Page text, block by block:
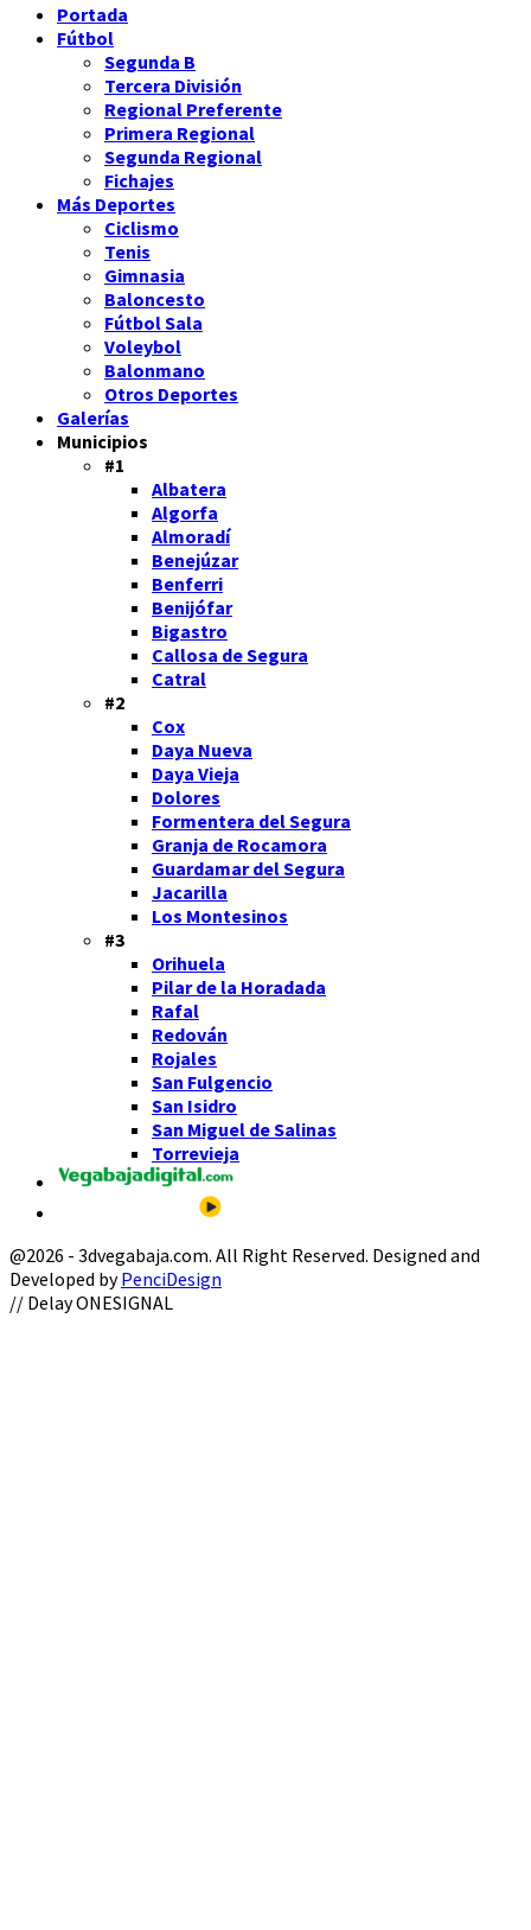
Portada
Fútbol
Segunda B
Tercera División
Regional Preferente
Primera Regional
Segunda Regional
Fichajes
Más Deportes
Ciclismo
Tenis
Gimnasia
Baloncesto
Fútbol Sala
Voleybol
Balonmano
Otros Deportes
Galerías
Municipios
#1
Albatera
Algorfa
Almoradí
Benejúzar
Benferri
Benijófar
Bigastro
Callosa de Segura
Catral
#2
Cox
Daya Nueva
Daya Vieja
Dolores
Formentera del Segura
Granja de Rocamora
Guardamar del Segura
Jacarilla
Los Montesinos
#3
Orihuela
Pilar de la Horadada
Rafal
Redován
Rojales
San Fulgencio
San Isidro
San Miguel de Salinas
Torrevieja
@2026 - 3dvegabaja.com. All Right Reserved. Designed and
Developed byPenciDesign
Facebook
Twitter
Instagram
Youtube
Email
// Delay ONESIGNAL